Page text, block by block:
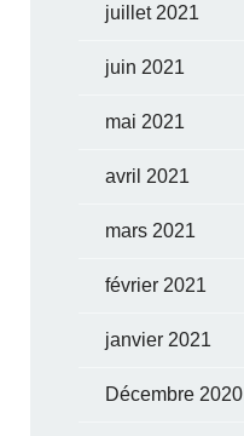
juillet 2021
juin 2021
mai 2021
avril 2021
mars 2021
février 2021
janvier 2021
Décembre 2020